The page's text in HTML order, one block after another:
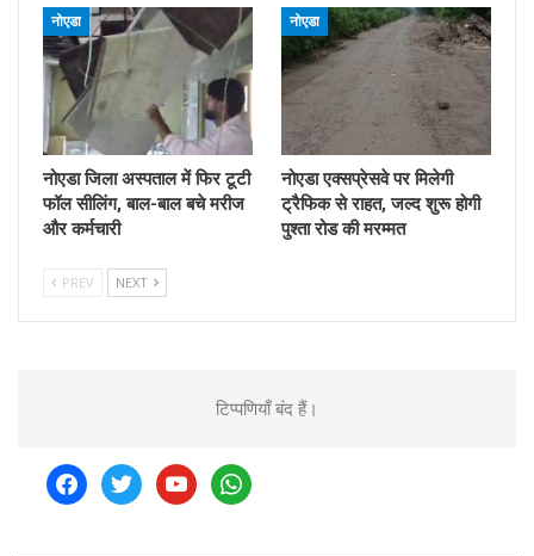
नोएडा
नोएडा जिला अस्पताल में फिर टूटी
फॉल सीलिंग, बाल-बाल बचे मरीज
और कर्मचारी
नोएडा
नोएडा एक्सप्रेसवे पर मिलेगी
ट्रैफिक से राहत, जल्द शुरू होगी
पुश्ता रोड की मरम्मत
PREV NEXT
टिप्पणियाँ बंद हैं।
facebooktwitteryoutubewhatsapp